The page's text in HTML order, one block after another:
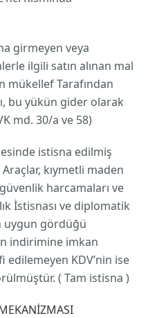
girmeyen veya
ilgili satın alınan mal
mükellef Tarafından
bu yükün gider olarak
md. 30/a ve 58)
istisna edilmiş
kıymetli maden
harcamaları ve
İstisnası ve diplomatik
uygun gördüğü
indirimine imkan
edilemeyen KDV’nin ise
( Tam istisna )